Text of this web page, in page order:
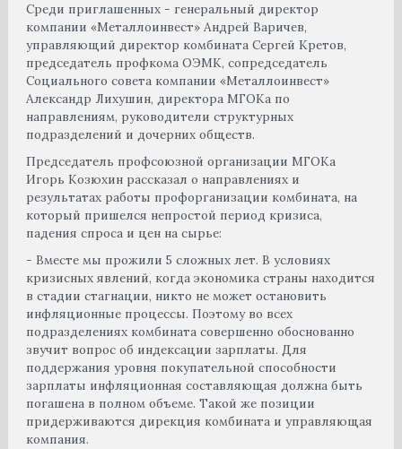
Среди приглашенных - генеральный директор
компании «Металлоинвест» Андрей Варичев,
управляющий директор комбината Сергей Кретов,
председатель профкома ОЭМК, сопредседатель
Социального совета компании «Металлоинвест»
Александр Лихушин, директора МГОКа по
направлениям, руководители структурных
подразделений и дочерних обществ.
Председатель профсоюзной организации МГОКа
Игорь Козюхин рассказал о направлениях и
результатах работы профорганизации комбината, на
который пришелся непростой период кризиса,
падения спроса и цен на сырье:
- Вместе мы прожили 5 сложных лет. В условиях
кризисных явлений, когда экономика страны находится
в стадии стагнации, никто не может остановить
инфляционные процессы. Поэтому во всех
подразделениях комбината совершенно обоснованно
звучит вопрос об индексации зарплаты. Для
поддержания уровня покупательной способности
зарплаты инфляционная составляющая должна быть
погашена в полном объеме. Такой же позиции
придерживаются дирекция комбината и управляющая
компания.